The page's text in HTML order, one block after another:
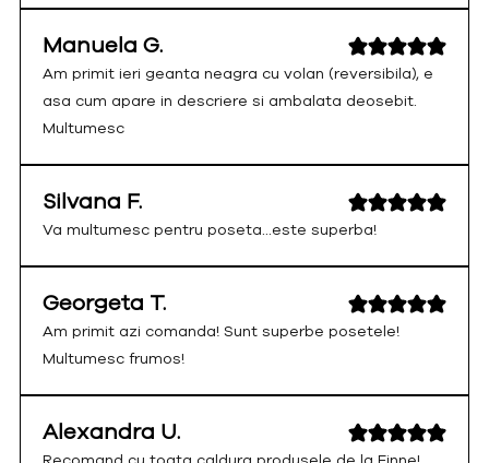
Manuela G.
Am primit ieri geanta neagra cu volan (reversibila), e
asa cum apare in descriere si ambalata deosebit.
Multumesc
Silvana F.
Va multumesc pentru poseta...este superba!
Georgeta T.
Am primit azi comanda! Sunt superbe posetele!
Multumesc frumos!
Alexandra U.